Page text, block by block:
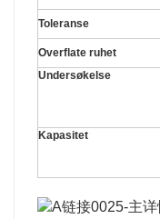
Toleranse
Overflate ruhet
Undersøkelse
Kapasitet